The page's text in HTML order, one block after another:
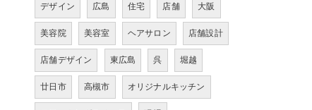
デザイン 広島 住宅 店舗 大阪
美容院 美容室 ヘアサロン 店舗設計
店舗デザイン 東広島 呉 堀越
廿日市 高槻市 オリジナルキッチン